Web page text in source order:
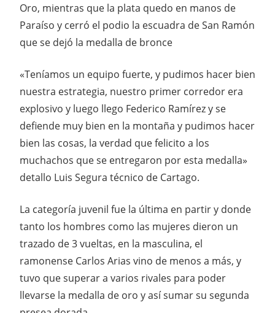
Oro, mientras que la plata quedo en manos de
Paraíso y cerró el podio la escuadra de San Ramón
que se dejó la medalla de bronce
«Teníamos un equipo fuerte, y pudimos hacer bien
nuestra estrategia, nuestro primer corredor era
explosivo y luego llego Federico Ramírez y se
defiende muy bien en la montaña y pudimos hacer
bien las cosas, la verdad que felicito a los
muchachos que se entregaron por esta medalla»
detallo Luis Segura técnico de Cartago.
La categoría juvenil fue la última en partir y donde
tanto los hombres como las mujeres dieron un
trazado de 3 vueltas, en la masculina, el
ramonense Carlos Arias vino de menos a más, y
tuvo que superar a varios rivales para poder
llevarse la medalla de oro y así sumar su segunda